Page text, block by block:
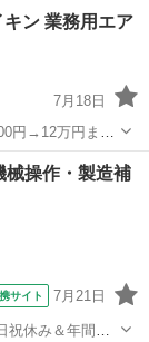
業務用エアコン
キン 業務用エア
7月18日
円→12万円まで
掛け2025...
操作・製造補
サイト 7月21日
休み＆年間休